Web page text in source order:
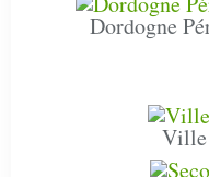
Dordogne
Ville